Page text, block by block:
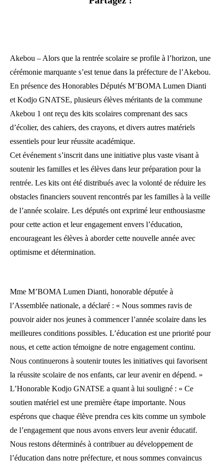
Akebou – Alors que la rentrée scolaire se profile à l’horizon, une
cérémonie marquante s’est tenue dans la préfecture de l’Akebou.
En présence des Honorables Députés M’BOMA Lumen Dianti
et Kodjo GNATSE, plusieurs élèves méritants de la commune
Akebou 1 ont reçu des kits scolaires comprenant des sacs
d’écolier, des cahiers, des crayons, et divers autres matériels
essentiels pour leur réussite académique.
Cet événement s’inscrit dans une initiative plus vaste visant à
soutenir les familles et les élèves dans leur préparation pour la
rentrée. Les kits ont été distribués avec la volonté de réduire les
obstacles financiers souvent rencontrés par les familles à la veille
de l’année scolaire. Les députés ont exprimé leur enthousiasme
pour cette action et leur engagement envers l’éducation,
encourageant les élèves à aborder cette nouvelle année avec
optimisme et détermination.
Mme M’BOMA Lumen Dianti, honorable députée à
l’Assemblée nationale, a déclaré : « Nous sommes ravis de
pouvoir aider nos jeunes à commencer l’année scolaire dans les
meilleures conditions possibles. L’éducation est une priorité pour
nous, et cette action témoigne de notre engagement continu.
Nous continuerons à soutenir toutes les initiatives qui favorisent
la réussite scolaire de nos enfants, car leur avenir en dépend. »
L’Honorable Kodjo GNATSE a quant à lui souligné : « Ce
soutien matériel est une première étape importante. Nous
espérons que chaque élève prendra ces kits comme un symbole
de l’engagement que nous avons envers leur avenir éducatif.
Nous restons déterminés à contribuer au développement de
l’éducation dans notre préfecture, et nous sommes convaincus